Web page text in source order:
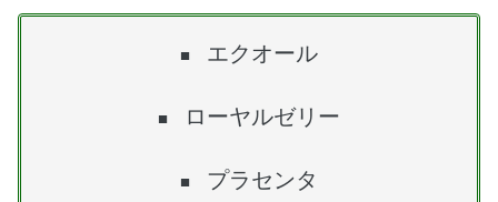
■ エクオール
■ ローヤルゼリー
■ プラセンタ